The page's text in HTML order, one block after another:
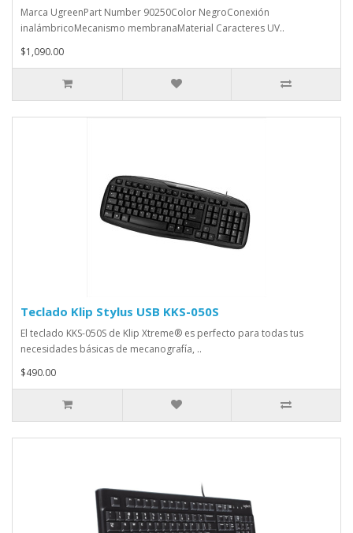
Marca UgreenPart Number 90250Color NegroConexión
inalámbricoMecanismo membranaMaterial Caracteres UV..
$1,090.00
Teclado Klip Stylus USB KKS-050S
El teclado KKS-050S de Klip Xtreme® es perfecto para todas tus
necesidades básicas de mecanografía, ..
$490.00